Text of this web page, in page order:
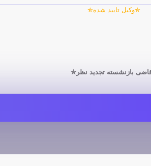
✯وکیل تایید شده✯
بازنشسته تجدید نظر✯